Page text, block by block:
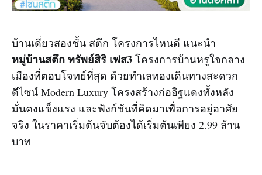
บ้านเดี่ยวสองชั้น สตึก โครงการไหนดี แนะนำ
หมู่บ้านสตึก ทรัพย์สิริ เฟส3 โครงการบ้านหรูใจกลาง
เมืองที่ตอบโจทย์ที่สุด ด้วยทำเลทองเดินทางสะดวก
ดีไซน์ Modern Luxury โครงสร้างก่ออิฐแดงทั้งหลัง
มั่นคงแข็งแรง และฟังก์ชันที่คิดมาเพื่อการอยู่อาศัย
จริง ในราคาเริ่มต้นจับต้องได้เริ่มต้นเพียง 2.99 ล้าน
บาท